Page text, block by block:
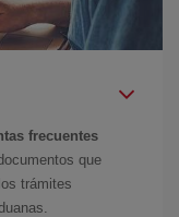
frecuentes
que
trámites